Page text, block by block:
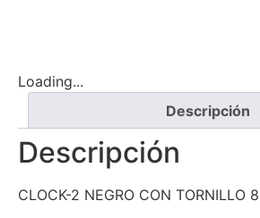
Loading...
Descripción
Descripción
CLOCK-2 NEGRO CON TORNILLO